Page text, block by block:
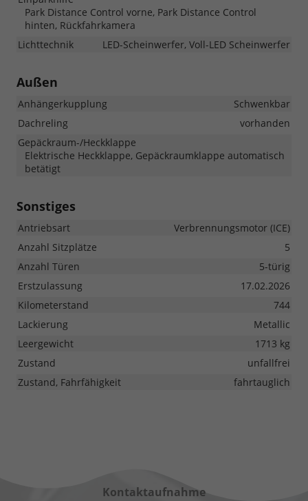
Park Distance Control vorne, Park Distance Control
hinten, Rückfahrkamera
Lichttechnik
LED-Scheinwerfer, Voll-LED Scheinwerfer
Außen
Anhängerkupplung
Schwenkbar
Dachreling
vorhanden
Gepäckraum-/Heckklappe
Elektrische Heckklappe, Gepäckraumklappe automatisch
betätigt
Sonstiges
Antriebsart
Verbrennungsmotor (ICE)
Anzahl Sitzplätze
5
Anzahl Türen
5-türig
Erstzulassung
17.02.2026
Kilometerstand
744
Lackierung
Metallic
Leergewicht
1713 kg
Zustand
unfallfrei
Zustand, Fahrfähigkeit
fahrtauglich
Kontaktaufnahme